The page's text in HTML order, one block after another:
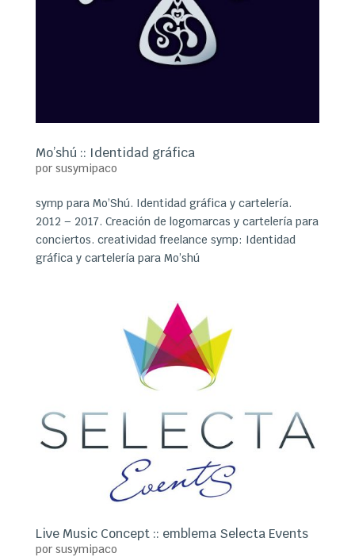
Mo’shú :: Identidad gráfica
por susymipaco
symp para Mo’Shú. Identidad gráfica y cartelería.
2012 – 2017. Creación de logomarcas y cartelería para
conciertos. creatividad freelance symp: Identidad
gráfica y cartelería para Mo’shú
Live Music Concept :: emblema Selecta Events
por susymipaco